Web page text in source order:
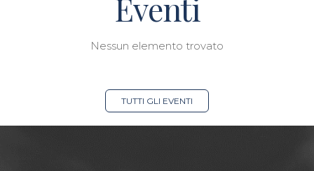
Nessun elemento trovato
TUTTI GLI EVENTI